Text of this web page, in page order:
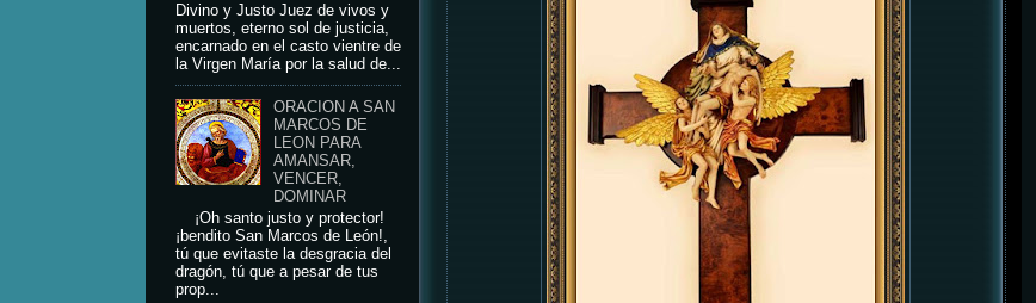
Divino y Justo Juez de vivos y
muertos, eterno sol de justicia,
encarnado en el casto vientre de
la Virgen María por la salud de...
ORACION A SAN
MARCOS DE
LEON PARA
AMANSAR,
VENCER,
DOMINAR
¡Oh santo justo y protector!
¡bendito San Marcos de León!,
tú que evitaste la desgracia del
dragón, tú que a pesar de tus
prop...